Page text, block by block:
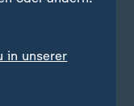
Diese Treffen
und
Jahr
in unserer